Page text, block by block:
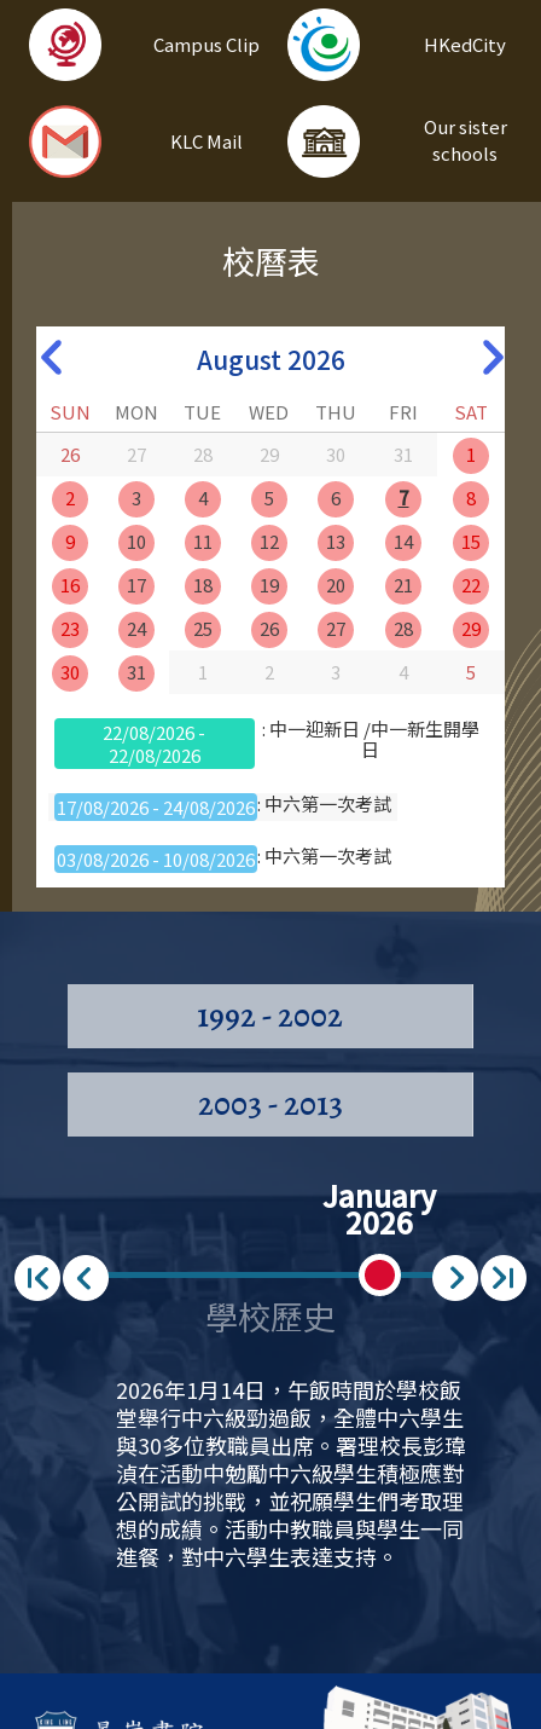
Campus Clip HKedCity
KLC Mail
Our sister
schools
校曆表
August 2026
SUN MON TUE WED THU FRI
SAT
26
27 28 29 30 31
1
2
3 4 5 6 7
8
9
10 11 12 13 14
15
16
17 18 19 20 21
22
23
24 25 26 27 28
29
30
31 1 2 3 4 5
22/08/2026 -
22/08/2026
: 中一迎新日 /中一新生開學
日
17/08/2026 - 24/08/2026: 中六第一次考試
03/08/2026 - 10/08/2026: 中六第一次考試
16/07/2026 - 31/08/2026: 暑假
1992 - 2002
2003 - 2013
January
2026
學校歷史
2026年1月14日，午飯時間於學校飯
堂舉行中六級勁過飯，全體中六學生
與30多位教職員出席。署理校長彭瑋
湞在活動中勉勵中六級學生積極應對
公開試的挑戰，並祝願學生們考取理
想的成績。活動中教職員與學生一同
進餐，對中六學生表達支持。
2025年12月15日，足球隊參加中學校際
足球比賽(第三組別 九龍二區) ，獲得男
子甲組 亞軍。
2025年11月30日學校舉行升中資訊日。
除安排在禮堂兩場的學習簡介，及早會
廣場之弦樂示範、為大埔火災籌款義賣
外，是年特設「景嶺貫學」：九個跨學
科迷你課程共54節，讓小學生及家長在
課堂內了解中學學習的概況。
2025年11月25日，弦樂團參加香港青年
音樂匯演(中學B組) 比賽，獲得銅奬。
2025年11月，景嶺書院再次為初中同學
舉辦國際月，讓同學放眼世界。初中課
程中本月加入日本文化和例子，如中式
奉茶與日式茶道等，為一系列活動展開
序幕。
2025年9月30日，彭瑋湞署理校長主持
升國旗儀式，全體師生出席。學校還設
立了一個小型壁佈展覽，闡述國家的建
立。
2025年9月1日開學禮於上午九時在禮堂
舉行。署理校長彭瑋湞勉勵醒同學努力
學習，莫負青春。
原定2025年7月11日之散學禮因颱風關
係改7月12日舉行。楊校長提醒同學要珍
惜中學的時光。學生會、家教會、及校
友會聯合舉行歡送在校工作17年楊校長
榮休。
2025年5月26日，本校男子手球隊甲、
乙、丙組在中國香港學界體育聯會中學
校際手球比賽中均進入前四名，並在男
子團體總成績中與香港培正中學並列冠
軍，為學校爭光。來年景嶺手球隊將在
校際比賽中晉升為第一組別，隊員們將
以追求卓越的態度繼續努力。
2025年5月24日，景嶺書院邀得香港教
育大學副校長鄭美紅教授為2025年畢業
生致訓辭。
際足球比賽晉身男子乙組決賽(第三組九
龍二區)，本校男子足球隊與上屆冠軍聖
道迦南書院對賽。憑著同學們堅定不屈
2025年4月22日至23日，升學及就業輔
導組聯同YMCA（香港中華基督教青年
會）日籌辦「工作影子計劃」，為中四
及中五學生提供親身體驗各行業的機
會，豐富他們的學習經歷，幫助他們進
行生涯規劃。62位中四及中五級學生分
別體驗了18種行業。
2025年4月15日至16日，本校上屆學生
會成員及四社社長、副社長，聯同沙田
崇真中學之學生領袖合辦聯校領袖訓練
營。而現屆學生會幹事、四社社長及社
員、學會主席及幹事則為是次活動的參
加者。兩校合共80位學生領袖於香港小
童群益會白普理營進行兩日一夜的訓練
作」。學生從中能夠學習溝通技巧並建
2025年4月6日，本校女子排球隊在4月6
香港學界體育聯會中學校際排球比賽第
一組別女子乙組賽事中，與協恩女子中
學成功爭入總決賽，比賽過程激烈。最
後本校女子排球隊勇奪亞軍，在這個高
水平學界比賽中為校爭光。
再度與輔導部合作，邀請了電笠人人和
音活動到校進行校園匯演，主題為自我
推動術。當日邀請到歌手雲浩影小姐、
管弦樂團分別於參與由香港聯校音樂協
會主辦的聯校音樂大賽。兩樂團分別取
得銀獎及金獎的佳績。其中學校管弦樂
2025年3月初，教育局到校為歷史科及地
理科作重點視學4天。視學員讚賞課程及
活動安排得宜，明白學生能力及選修限
制，分享學習盲點，以提升整體學與教
及國家安全教育需要。
韓國月。 本校邀請到韓國國際學校校監
卓衍均先生及新任宋校長為韓國月揭開
序幕。其後，楊校長、兩位中二學生代
輔導部合作，聯同關愛周活動邀請了香
港歌手周殷廷先生在課後為中六學生以
及其他年級的學生分享其挫敗後又如何
匯演。當天邀請了日本人學校校長高增
八潮女士、老師及學生作嘉賓，景嶺書
院學生的家長及校友一同出席。今年的
2025年1月13日，午飯時間於學校飯堂
舉行中六級勁過飯，105位中六學生與30
多位教職員出席。楊校長在活動中勉勵
中六級學生積極應對公開試的挑戰，並
祝願學生們考取理想的成績。活動中教
職員與學生一同進餐，對中六學生表達
支持。
2024年11月5日，景嶺書院再次為初中
同學舉辦國際月，讓同學放眼世界。初
中課程中本月加入日本文化和例子，如
中式奉茶與日式茶道，溫泉礦物研究，
文學作品我是貓閱讀，小型音樂會，摺
紙藝術和幾何理論等等。是日邀得日本
人學校校長高增八潮女士與全體初中同
幕。
2024年9月30日，校長主持升國旗儀
式，全體師生出席以紀念國家成立75周
年。學校還設立了一個小型壁佈展覽，
闡述國家的建立。
2024年開學禮於9月2日上午九時於禮堂
舉行。楊校長醒同學要珍惜中學的時
光。
2024年7月17日中六考生獲取文憑試成
績單，迎來開校公開試最佳成績：8月底
95.8%應屆畢業生升讀大學學士學位課
程。
2024年5月25日，景嶺書院邀得香港城
市大學協理副校長為2024年畢業生致訓
辭。
2024年4月26日，升學及就業輔導部舉
辦職場分享會「職 · 系 · 點」。當日
有8位專業人士到校與中四及中五級學生
分享職場經驗、升學過程及學系簡介，
務求令中四與中五級學生得到最新的職
場及升學資訊。
2024年4月15日，為全民國家安全教育
日，早會上簡介不同的國安領域，並列
舉不同例子，提醒學生守法及國安的重
要性。同日，不同科目亦於課堂上講解
與科目相關之國家安全資訊。另外，公
民及社會發展科於當日下午，帶同10位
中五學生出席「全民國家安全教育日
對國家安全有更深了解。
2024年4月2、3及5日，升學及就業輔導
組聯同YMCA (香港中華基督教青年會)籌
辦「工作影子計劃」，為中四及中五學
生提供親身體驗各行業的機會，豐富他
們的學習經歷，幫助他們進行生涯規
劃。64位中四及中五級學生分別體驗了
15種行業。
2024年3月26日，中五級共144位師啟程
出發首爾(5A、5C及5D)或台北(5B)， 展
開期待已久的文化之旅。校外學習經歷
及學習概覽統籌組於去年開始與本屆中
五學生籌備文化之旅的各項事宜，包括
教導學生撰寫旅程計劃書及預算開支
等，豐富學生其他學習經歷。各班行程
文化體驗的環節；學生亦須於旅程中拍
校師生分享學習成果。學生於3月30日順
韓國月。 本校邀請到駐香港韓國文化院
院長Mr. CHOI Jaewon及香港中文大學講
師Dr. CHUNG Sunghee為韓國月揭開序
2024年3月2日，校慶30周年盆菜宴假本
校盛大舉行並圓滿結束。當日筵開50
席，近600人參加，包括：校董會主席、
校董、會董、校長、家教會榮譽會員、
家長、離職老師、全校老師及職工、校
友及學生，尚有6所小學家長教師會主席
及其代表。另外，還有4所海外姊妹學校
空前。是日過程順利，抽獎獎品豐富，
(Kontiki Week)本年度共有4所姊妹學校
及1所友好學校(La Salle Secondary
School，Kota Kinabalu、Lu He High
名古屋及富山作領袖訓練活動。期間，
他們探訪了日本的姊妹學校：富山國際
大學附屬高等學校。學生領袖有機會與
2024年1月18日，學校創科統籌組安排
師生共120人於教師發展日一起參與創科
活動。當日全體中三級學生、中三班主
任及 20多位老師一起到科學園參觀粵港
澳大灣區青年AI發展中心及香港商湯科
技公司。活動包括：參觀創科工作坊；
師生體驗AI的機械學習「Machine
了解AI編程後，就以它分類物品。同
科技的同工介紹祖國的AI發展，並參觀
館中的創科設備。師生回饋正面，獲益
2024年1月17日，創科學會(STEAM
CLUB)安排了40多位中一至中五級學生
在課外活動日到香港數碼港參加「真實
虛擬駕駛(Real Virtuality Racing)
(RVGT)」工作坊並進行比賽。工作坊讓
學生了解賽車業界生態，並體驗「真實
虛擬駕駛」。活動亦介紹了AI賽程監控
實虛擬駕駛賽」同齡組別冠軍。
行中六級勁過飯，105位中六學生與30多
位教職員出席。楊校長在活動中勉勵中
六級學生積極應對公開試的挑戰，並祝
舉辦了30周年校慶午間音樂會。首先，
以30周年主題曲「林盛路上」揭開序
幕，隨後由7位老師及8位學生進行唱歌
2023年12月12至13日，22位老師與中
四、中五級公民與社會發展科學生到訪
深圳龍崗區，認識新中國的偉大成就，
以及當地的傳統客家文化。師生均獲益
良多。
日。兩場簡介會共吸引超過1000人出
席，座無虛席。會上楊校長、老師及同
學為來賓介紹本校特色及收生程序，並
2023年11月8日，學校旅行日。中一級
及中二級同學分別由學校乘坐旅遊巴出
發到石澳及淺水灣旅行。中三至中六級
則按各班自由選擇到不同地點旅行。
運會於西貢鄧肇堅運動場順利完成賽
事，特邀景嶺書院法團校董會校董沈龍
先生擔任閉幕禮主禮嘉賓。
2023年11月3日，創科學會(STEAM
CLUB)與物理科與資訊及通訊科技科聯
合參加「真實虛擬賽車」計劃(Real
Virtuality Racing)，讓中四級學生了解
賽車界生態系統，體驗「真實虛擬駕駛
(RVGT)」。活動包括：A.I.賽程監控、機
械工程及講解5G網路技術等，透過真實
競運動產業的實際操作。
同學舉辦國際月，讓同學放眼世界。初
中課程中本月加入日本文化和例子，如
中式奉茶與日式茶道，溫泉礦物研究，
2023年10月27日，中六學生於穿著整齊
的套裝回校，進行一連串與升學有關的
活動，包括︰與英文科合辦的模擬面
試、校友升學分享、儀容及衣著諮詢
等。同學亦在當日埋下時間囊，並計劃
於五年後回到母校一同開啟。
將軍澳游泳池舉行。當日邀請了本校家
長教師會主席馮小鳳女士擔任主禮及頒
獎嘉賓。當天順利完成所有35個項賽
2023年9月28日，校長主持升國旗儀
式，全體師生出席以紀念國家成立74周
年。學校還設立了一個小型壁佈展覽，
闡述國家的建立。
禮於9月4日上午八時於禮堂舉行。學校
邀請了校友沈嘉雨先生作主禮嘉賓，他
與學弟妹分享以往在校的經驗，提醒同
試及評核馬局總監麥勁生教授為2023年
畢業生致訓辭。
辦職場分享會「職．系．點」。當日有
10位專業人士，包括兩位校友，到校與
中四及中五級學生分享職場經驗、升學
2023年4月26日，14名宣基小學小六學
生到本校進入中一各班進行「升中體驗
日」，每名小六學生均由本校中一夥伴
學生陪同。午膳時間，學生會於早會廣
場安排了遊戲活動予有關學生，讓他們
在景嶺度過了愉快而充實的一整天「升
中體驗日」。
2023年4月11日至14日，升學及就業輔
導組聯同YMCA (香港中華基督教青年會)
籌辦「工作影子計劃」，為中四及中五
學生提供親身體驗各行業的機會，豐富
他們的學習經歷，幫助他們進行生涯規
劃。65位中四及中五級學生分別體驗了
13種行業。
2023年3月29日及4月24日，校長率4名
學生領袖分別拜訪韓國及日本總領事
館，邀請總領事於11月及3月到訪學校，
為初中國際交流活動作特別嘉賓。
2023年3月21日，校長作校園電視台講
話，闡述國家安全教育之重要。並宣布
學生於復活節假期間，與家長 / 家人前
往16所建議的博物館 / 文物館 / 展覽館進
行參觀活動，加強學生對「國家安全教
育」及「中華文化教育」的認識。學生
參觀及學習活動時，需自拍相片交給校
用。
校多年之夜間保安員佳叔年屆70榮休。
學生會早上安排簡單歡送會，大批老師
學生響應出席歡送。學生會主席致辭，
演。當天邀請了區內小學家長與學生、
景嶺書院學生的家長及校友到來。自疫
情復常後，本校更首次邀請了來自泰國
2023年2月25日，七名學生於創意思維
香港區比賽獲選題之季軍，並獲全場創
意大獎(Ranatra Fusca Creativity
Award) ，代表香港於5月下旬前往美國
密玆根參加世界賽事。
2023年2月15至16日，由學生會和社際
事務組於2月15至16日聯合舉辦的慈善師
生籃球賽已順利完成。學生可與老師自
行組隊，並透過捐款獲得參賽資格。所
有款項經已捐至景嶺書院優質教育基
金。2月15日的賽事中，廖永亮老師、馬
健麟老師隊大勝陳善倫老師、徐卓琪老
師、鄭浩熹老師隊與黃偉峰老師、張家
少同學和老師觀看，場面十分熱鬧。
2022年12月6日，前中共總書記、前國
家主席、前中央軍委主席江澤民在11月
30日上海病逝，享年96歲。當天上午10
時，江澤民先生出殯，全體師生默哀3分
鐘。
2022年12月4日，由學生會、四社學生
領袖以及中三、中四級學生籌備的三十
周年慈善籌款攤位順利舉行。攤位包
括：由學生自己設計的紀念品、攤位遊
戲及到校紀念活動，深受家長和學生歡
迎。是次活動共籌得港幣$10,015.5，成
績令人滿意。賣物收益在扣除成本後，
助在校因特殊情況而需要金錢支援的學
育機會。
2022年11月下旬，教育局於11月22、
23、28及12月1日到本校就通識科、公
社科和個人、社會及人文教育學習領域
(初中級)重點視學，教務部統籌向有關科
目收集文件。
2022年11月21日，由於學校已符合教育
局之疫苗接種要求，學校恢復全日面授
課堂。學校安排初中、高中學生於午飯
時間分兩批用膳，秩序良好。
2022年11月17日，相隔三年，學校復辦
旅行日。中一級及中二級同學分別由學
校乘坐旅遊巴出發到石澳及深水灣、淺
水灣旅行。中三至中六級則按各班自由
選擇到不同地點旅行。
的套裝回校，進行一連串與升學有關的
活動，包括︰與英文科合辦的模擬面
試、校友升學分享、儀容及衣著諮詢
校第二十七屆陸運會於將軍澳運動場順
利完成85項賽事，特邀景嶺書院法團校
董會校董朱家源先生擔任閉幕禮主禮嘉
2022年10月14日 本校邀請了香港紅十字
會為中一至中三同學進行了網上講座
—— 「同理同你」非暴力溝通講座。內
容包括：非暴力溝通的重要性和技巧。
增加學生對本地足球的認識、支持，足
球隊邀得港超聯前列球會 —— 理文足球
會到訪本校。在主教練陳曉明先生、香
二屆水運會在將軍澳游泳池復辦。當日
邀請了本校家長教師會主席馮小鳳女士
擔任主禮及頒獎嘉賓。當天早上雖然因
2022年9月28日，所有學生領袖與校長
一起主持升國旗儀式，以紀念國家成立
73周年。學校還設立了一個小型壁佈展
覽，闡述國家的建立。
課外活動組舉辦的領袖訓練課程。課程
內容包括：討論、交流宣傳學會活動的
2022年8月26日，中一新生開學日
(Initiation Ceremony) 順利舉行。透過
開學禮、講座、班主任座談及會見家教
會成員等活動，讓中一新生及家長認識
開學日的流程及學校的日常運作。另
外，為了增加同學們的歸屬感，由本年
開始，每位中一同學獲發一份「彬
章。襟章寓意同學入讀景嶺書院後能打
迎同學加入景嶺大家庭的見面禮。同學
及家長亦獲邀到校園各景點合照，場面
2022年8月，中三教室( 305、405、505
及605室) 及兩間特別室 (206 及406室)安
裝智能互動觸控顯示屏及其周邊系統。
共新裝12部顯示屏，每個教室均設兩部
作互動教學。8 月29 日舉行首次相關培
訓工作坊，供所有老師參與。當日除有
使用示範外，老師亦有即場試用智能互
日亦舉行了兩場老師使用智能互動觸控
動觸控顯示屏的相關教學法。
2022年8月13日，本校茶藝班畢業學員
周卓恆與柯鳳蘭老師獲邀出席灣仔會議
中心茶展內舉行的青年茶道座談會。當
日活動內容豐富：畢業舊生周卓恆同學
代表大會朗誦茶詩及示範小壺泡茶法。
及聯校組成青少年茶藝隊，向與會人士
示範泡茶及奉送茶包，推廣中國茶文
「親和」特質，實踐以禮待人的態度。
得。
2022年8月11日，超過60位聖公會油塘
基顯小學的小五生參加了由我校創意思
維學會、音樂學會、海事青年團、童軍
和社會服務團合辦，名為「Vista 觀景
台」的網上中學體驗日。內容包括：課
外活動體驗、升中面試技巧工作坊以及
學生交流環節。所有參加者均獲發證書
2022年8月10日，「大學聯合招生辦
法」公布正式遴選結果。本年度有83名
中六學生獲派學士學位課程，達
93.3%。
2022年度文藝匯演延至是日舉行。這次
匯演的主題為「 Back To Normal」，標
誌匯演相隔三年後，再次以實體形式進
藝中學舉行英文科交流會，雙方英文科
老師互相交流教學心得。
會大學校長衛炳江教授為2022年畢業生
致訓辭。
2022年2月中，由於冠狀病毒第五波情況
嚴重，教育局宣布暫停面授課程，只讓
中六學生完成必要課程及考試。及後更
提前放暑假至4月下旬學生在家以遙距方
式學習，直到5月初文憑試主科完結，方
恢復面授課程。
2021年12月17日，學生會安排兩場聖誕
聯歡演出，由師生輪流表演歌舞。更有
身處海外前教員遙遠送上祝福。
姐妹校上課，由本校主持。共7所學校報
名參加，人數達250人。課堂學習氣氛良
好，交流有序。教育局官員亦到校觀
2021年12月5日，學校安排兩場中一入
學簡介及自行收生答問會。同日亦安排
中西樂團大合奏及家教會聖誕義賣活
動。
2021年10月29日，學校舉行初中家長及
老師交流會。
日穿著正式西服參與「笄冠日」，除了
一般課堂外，是日活動包括笄冠授袍儀
式、時間囊封印儀式、衣著禮儀諮詢、
友日活動，並開啟2016年畢業生鎖上之
時間囊，場面熱鬧感人。
學校長鄭國漢教授為第24及25屆畢業典
禮主禮及授憑。
茶花樹，畢業生代表及校長聯合栽種。
2021年04月16日，校友會協助選出新一
屆校友校董。同日，校友會舉行第19屆
周年大會及新一屆幹事選舉，2016年畢
業之呂東明校友當選為主席。
2021年1月，學校亦安排各級上、下午分
批陸續回校參加本學年第一次考試。
2020年12月6日，學校首次網上廣播中
一入學簡介及自行收生安排。
2020年12月初，由於冠狀病毒情況嚴
重，教育局宣布暫停面授課程，學生在
家以遙距方式學習直到另行通告。
2020年11月6日，校友會舉行第18屆周
年大會及新一屆幹事選舉，2018年畢業
之盧嘉怡校友當選為主席。學校亦安排
2020年畢業生穿上畢業禮袍，在校園留
倩影。
校董選舉，徐佩儀女士及馮小鳳女士當
選，兩位為現任家教會正、副主席。學
校亦同時安排初中家長及老師交流會。
姐妹校上課，由本校主持。第二課及第
三課分別於11月11日及2021年5月28日
舉行。共三所學校參加，氣氛良好，交
2020年9月下旬，各級分批陸續復課。
2020年9月1日，新學年以遙距學習模式
開始。
2020年6月22, 26日，教育局對學校在學
與教，關愛輔導的措施進行重點視學。
口頭和書面報告都對學校，安排及成效
有極高的評價。
校重新開放上課。
2020年5月由於冠狀病毒情況不明朗，畢
業典禮延至下學年舉行。
2020年4月24日，學校召開了特別教員
會議，報告各種學校應付冠狀病毒的措
施，並簡介文憑試監考特別注意事項。
2020年1月25日，由於冠狀病毒情況嚴
重，教育局宣布停課。危機處理組和校
政委員會在接下來的三個星期內舉行了
不同會議，以幫助師生進行遙距學習。
學校停課一直持續到五月底。
2019年11月13日，由於交通問題，學校
宣布停課。教育局其後亦宣布停課四
天。
2019年9月2日，新學年開始；學校安排
一位學生代表上台表達她對社會問題的
關注，並得到在座學生有序回應。
育大學校長張仁良教授致訓辭為第23屆
畢業典禮主禮及授憑。
2019年4月2日 – 4月6日，景嶺書院之
「千日耕耘、萬分收獲」中五文化之旅
於是日舉行，各班分別前往越南芽莊及
胡志明市，日本名古屋，印尼巴厘島，
斯里蘭卡，吉隆玻及沙巴，並分別拜訪
當地教育機構及參與社區服務。學生親
身體驗當地文化及進行文化及學術交
晚上順利進行，當晚邀請了教育局局長
楊潤雄先生為主禮嘉賓。我們更邀請到
來自韓國、日本、馬來西亞、新加坡、
Secondary School，泰國 Satit Bangna
School 及韓國 Youngil High School 結
壇，共有260多名來至22所本地中學 及
七所海外中學的師生參與此活動。本校
更有幸邀請海外四所姊妹學校的校長為
與「中六勁過飯」，與景嶺書院師生共
享午膳，並預祝中六同學DSE取得優秀
舉行中文科交流會，雙方中文科老師互
相交流教學心得。
2018年12月20日，景嶺書院與理文足球
會合辦足球表演賽，同時現職足球員與
景嶺書院甲、乙和丙組同學作足球技術
交流。
2018年12月14日，與日本 Toyama
University of International Studies
High School 結為姊妹學校。
Luhe High School共5位師生應邀到訪景
嶺書院，師生參與中二及中三課堂，與
日穿著正式西服參與「笄冠日」，除了
一般課堂外，是日活動包括笄冠授袍儀
式、時間囊封印儀式、衣著禮儀諮詢、
教職員到訪景嶺書院，參與課堂並與景
嶺書院學生交流。
2018年7月10日，台北市立天母國民中
學合唱團到訪景嶺書院，參與試後活動
並在禮堂作合唱表演，午膳時與景嶺書
院輔導領袖生交流。
會大學校長錢大康教授為2018年畢業生
致訓辭。
督教會蒙民偉書院合辦本地學生交流活
動，蒙民偉書院有八名中三級學生到景
嶺書院上課交流，進行課堂及分享。同
2018年4月3日至4日，景嶺書院28位分
別來自學生會及CLT (EO & SLP TEAM)
的學生及7位老師，聯同沙田崇真中學、
妙法寺劉金龍中學及何明華會督銀禧中
學共109位師生，籌辦及參加了2日1夜訓
練營。是次活動由四校之學生會幹事作
統籌，並由各校中三或中四學生出任組
動。是次活動讓不同級別的參加者獲得
友校學生領袖進行交流及合作，讓參加
者可以將活動所學，應用於校內活動統
2018年3月25日至3月30日，景嶺書院中
三至中四級共30位學生領袖，包括學生
會、領袖生、輔導領袖生及四社社幹
事，聯同3位老師前往昆明及麗江進行領
袖訓練。活動除了一般訓練活動外，師
生亦探訪了雲南大學，了解當地大專生
活，並探訪了束河完全小學，景嶺書院
二及小三學生進行教授工作(包括歷史
統籌工作中提昇領袖才能。
2018年3月22日 – 3月27日，景嶺書院之
「千日耕耘、萬分收獲」中五文化之旅
於是日舉行，各班分別前往上海及日
本，並分別拜訪當地教育機構及參與社
區服務。學生親身體驗當地文化及進行
文化及學術交流。
論壇邀得田家炳基金會主席~田慶先先生
主禮，並與31間本地及海外學校學生參
與閱讀活動，交流分享。閱讀論壇包
匯演於禮堂舉行，招待海外師生、友校
師生、本校師生、家長、及舊生。節目
包括弦樂表演、中二大合唱、及歌舞劇
2018年3月14日，北京路河中學Luhe
High School、沙巴喇沙中學La Salle
Secondary School、韓國 Youngil High
School 及日本富山大學輔屬高校
Toyama U of International Studies
High School 共50多位師生應邀到訪景
嶺書院，學生參與中三及中四課堂，與
演及閱讀論壇，並與香港學生交流學習
於香港創意思維競賽2018勇奪第二組別
《A Stellar Hangout》冠軍，並於5月
21- 28日與老師前往美國愛荷華州代表
八十位小六學生到訪景嶺書院，學生參
與中一課堂，與景嶺書院學生交流。
2017年10月27日，與北京市潞河中學結
為姊妹學校。正式開展兩校合作、交
流、師訓等活動。
日穿著正式西服參與「笄冠日」，除了
一般課堂外，是日活動包括笄冠授袍儀
式、時間囊封印儀式、衣著禮儀諮詢、
2017年10月26-29日，景嶺書院楊校長
與卓副校長率十位學生領袖到北京潞河
中學參加150周年校慶活動。
助理校長率二十位學生領袖到北京潞河
中學交流上課。學生除了學習日常課業
外，亦多了解當地文化。卓副校長及彭
工大學校長唐偉章教授為2017年畢業生
致訓辭。唐教授勉勵眾人堅持理想，為
2017年3月31 – 4月4日，景嶺書院之
「千日耕耘、萬分收獲」中五文化之旅
於是日舉行，各班分別前往泰國(曼谷)、
吉隆坡及新加坡、斯里蘭卡、柬埔寨(金
邊及暹粒)、越南 (峴港、會安、順化)，
並分別拜訪當地教育機構及兒童之家。
2017年3月中旬，教育局向景嶺書院作
「校外評核」，除了翻閱各類文件外，
亦觀課及與師生、家長、校董面談，以
全面了解學校發展進度。
論壇邀得中文大學麥陳淑賢教授主禮，
並與24間本地及海外學校學生參與閱讀
活動，交流分享。閱讀論壇包括：中、
匯演於禮堂舉行，招待本校師生、家
長、及舊生。節目包括弦樂表演、中二
大合唱、及歌舞劇《Mary Poppins》。
喇沙中學、曼谷 Satitbangna School師
生再次應邀到訪景嶺書院，學生參與中
三課堂，與該校學生交流。兩校師生亦
2016年11月下旬，景嶺書院老師率領約
三十位領袖生出訪姊妹校無錫大橋中
學，及青島、曲阜等城市。學生除了學
習日常課業外，亦增加對當地文化的了
解。
設備，另覓地點舉行開學禮。早上黃雨
訊號過後，衆師先齊集早會廣場，領袖
生及校長互勉同學，希望各人百尺竿
副秘書長陳嘉琪博士為2016年畢業生致
訓辭。陳嘉琪博士勉勵眾人堅持理想，
為未來作最充足的規劃。
從事不同行業的專業人仕為中四及中五
學生分享其成長經歷、工作經驗，以及
生涯規劃的重要性等，讓學生思考未來
六學生到訪景嶺書院，學生參與中一課
堂，與景嶺書院學生交流。
2016年4月2 - 3日，中二及中三級7位學
生於香港創意思維競賽2016勇奪第二組
別經典題《伊索瘋》冠軍，並於月23 -
30日與兩位老師前往美國艾奧瓦州代表
香港參與創意思維競賽世界賽。學生親
身體驗當地文化及進行文化交流活動，
增廣見聞。
論壇邀得Dr. Nadrudee Chitrangsan 與
22間本地及海外學校學生參與閱讀活
動，交流分享。閱讀論壇包括：中、英
2016年3月17 – 21日，景嶺書院之「千
日耕耘、萬分收獲」中五文化之旅於是
日舉行，各班分別前往泰國(清邁)、馬來
西亞(檳城、怡保及吉隆坡)、台灣(高雄
及墾丁)、中國華東地區(上海、杭州及蘇
州)、柬埔寨(金邊及暹粒)，並分別拜訪
當地教育機構及兒童之家。
匯演於禮堂舉行，招待本校師生、家長
及舊生。節目包括弦樂表演、中二大合
唱、及歌舞劇《Grease》。黃昏匯演更
2016年3月15日，沙巴喇沙中學、曼谷
Satitbangna School師生再次應邀到訪
景嶺書院，學生參與中三課堂，與該校
學生交流。兩校師生亦參與文藝匯演及
閱讀論壇，並與香港學生交流學習心
得。
2015年12月16 - 20日，景嶺書院楊校長
率領四社正副社長共八位學生到曼谷
Satitbangna School中學上課。學生除
了學習日常課業外，亦增加對當地文化
的了解。
士班26位學生到臨景嶺書院觀課，並與
該校學生互動。該校老師亦分享教學心
得。陳寶儀老師、馬韻芝老師、及彭瑋
日穿著正式西服參與「笄冠日」，除了
一般課堂外，是日活動包括笄冠授袍儀
式、時間囊封印儀式、衣著禮儀諮詢、
藝術及設計學院 (香港) 協理副校長Mr
Michael Shreve 為2015年畢業生致訓
辭。副校長勉勵眾人勇敢嘗試，為自己
2015年5月8日，景嶺書院邀得八位年青
創業家為中五學生分析學習目標、工作
目標、人生目標的關係，讓學生思考未
來方向，貢獻社會。
2015年5月7日，景嶺書院李美寶助理校
長率八位中三學生到保安縣中英學校上
課。學生除了學習日常課業外，亦參與
當地文化活動。
2015年4月23日，教育局資優教育組之
官員到訪景嶺書院，與課程發展組老師
交流心得。
2015年4月15日，教育局負責科技教育
學習領域(KLA)之官員到訪景嶺書院。與
楊校長及相關科任老師交流課程發展心
得。
生到訪景嶺書院，學生參與中一課堂，
與該校學生交流。
太平紳士到訪景嶺書院。副局長除了參
觀課堂外，亦與楊校長及學校行政委員
2015年4月8 - 13日，景嶺書院楊校長率
八位中三、四學生到沙巴喇沙中學上
課。學生除了學習日常課業外，亦多了
解當地文化。楊校長亦協助教授英語
課，並與所屬校區內八位校長交流行政
經驗及教學心得。
日耕耘、萬分收獲」中五文化之旅於是
日舉行，一眾前往首爾。除參觀文化景
點外，並拜訪五所大學及參訪南北韓非
論壇邀得教育局語文學習支援組首席發
展主任梁雪梅女士致開幕詞。梁女士鼓
勵參與閱讀論壇之三百名本地及海外學
匯演於禮堂舉行，是屆主題為「中華文
化」，並特別奉獻是次活動予2012年畢
業生。該校司儀介紹身上的四款漢服
2015年3月12日，上海市市北中學、無
錫市大橋實驗學校、沙巴喇沙中學、首
爾風城中學及曼谷 Satitbangna School
共23位學生及8位老師應邀到訪景嶺書
院，學生參與中三課堂，與該校學生交
流。五校師生亦參與文藝匯演及閱讀論
壇，並與香港學生交流學習心得。
慶先先生一行七人到訪景嶺書院，與楊
校長、陳寶儀老師、及彭瑋湞老師交流
2014年12月10日，與深圳市中英公學結
為姊妹學校。
及英文科老師蒞臨景嶺書院觀課交流。
長、老師、及學生會主席到訪景嶺書院
參觀，李校長並訓勉景嶺書院學生。一
眾亦參加中三英文短篇小說講座。楊校
日穿著正式西服參與「笄冠日」，除了
一般課堂外，學生參與祈願早會、禮儀
練習、面試技巧等活動。
家宜教授到訪景嶺書院參觀，並訓勉學
生。楊校長其後與大學結盟簽約，為赴
該大學的畢業生取得錄取獎學金。
學專業進修學院院長李焯芬教授為第18
屆畢業典禮主禮及授憑。
2014年4月11日，景嶺書院計劃多年之
「千日耕耘、萬分收獲」中五文化之旅
於是日出發，各班分別前往首爾、吉隆
坡、台北、及沙巴。
到訪景嶺書院，並邀請景嶺書院師生到
曼谷交流。
論壇」，邀得語常會成員及理工大學中
文及雙語學系陳瑞端教授主持開幕禮，
並與參與閱讀論壇之九所中學師生分享
匯演，招待本校師生、家長及區內小學
師生。節目包括紙傘舞、中二大合唱、
及歌舞劇「校史館魅影」。黃昏匯演由
席二十周年校慶盆菜宴，基金會成員、
校董會成員、離職老師、校友、職員、
本校師生及家長一同分享校慶榮耀。
九名師生到校上課交流，分享學與教心
得。本校九名師生於18-21日到該校上課